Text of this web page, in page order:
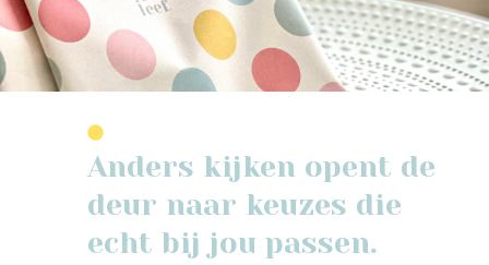
Anders kijken opent de
deur naar keuzes die
echt bij jou passen.